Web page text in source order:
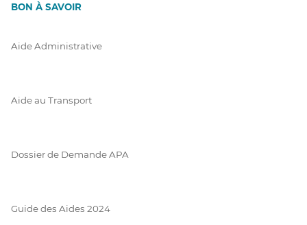
BON À SAVOIR
Aide Administrative
Aide au Transport
Dossier de Demande APA
Guide des Aides 2024